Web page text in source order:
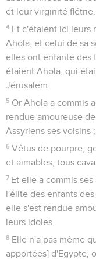
et leur virginité flétrie.
4 Et c'étaient ici leurs
Ahola, et celui de sa
elles ont enfanté des
étaient Ahola, qui
Jérusalem.
5 Or Ahola a commis
rendue amoureuse
Assyriens ses voisins ;
6 Vêtus de pourpre,
et aimables, tous
7 Et elle a commis
l'élite des enfants
elle s'est rendue
leurs idoles.
8 Elle n'a pas même
apportées] d'Egypte,